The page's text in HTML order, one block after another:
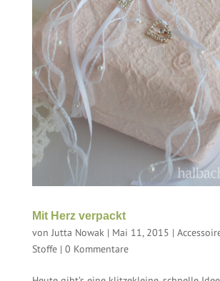
Mit Herz verpackt
von Jutta Nowak | Mai 11, 2015 |
Stoffe| 0 Kommentare